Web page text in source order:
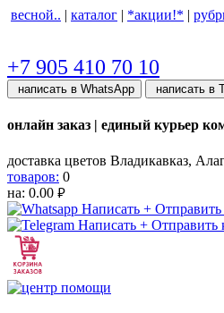
весной.. | каталог | *акции!* |
+7 905 410 70 10
написать в WhatsApp написать в
онлайн заказ | единый курьер
доставка цветов Владикавказ,
товаров: 0
на: 0.00 руб.